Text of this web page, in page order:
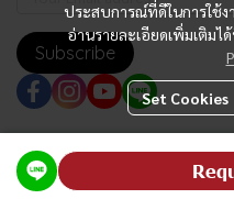
ประสบการณ์ที่ดีในการใช้ง
อ่านรายละเอียดเพิ่มเติมไ
Set Cookies
Subscribe
Copyright | All Rights
Powered By